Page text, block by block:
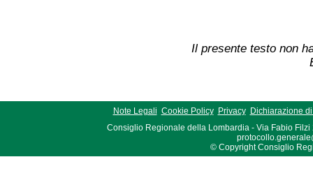
Il presente testo non
Note Legali Cookie Policy Privacy
Dichiarazione
Consiglio Regionale della Lombardia - Via Fabio Filzi
© Copyright Consiglio